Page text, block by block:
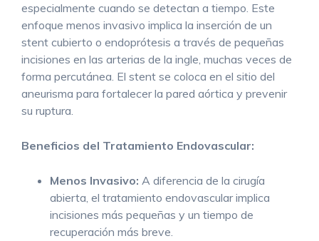
especialmente cuando se detectan a tiempo. Este
enfoque menos invasivo implica la inserción de un
stent cubierto o endoprótesis a través de pequeñas
incisiones en las arterias de la ingle, muchas veces de
forma percutánea. El stent se coloca en el sitio del
aneurisma para fortalecer la pared aórtica y prevenir
su ruptura.
Beneficios del Tratamiento Endovascular:
Menos Invasivo: A diferencia de la cirugía
abierta, el tratamiento endovascular implica
incisiones más pequeñas y un tiempo de
recuperación más breve.